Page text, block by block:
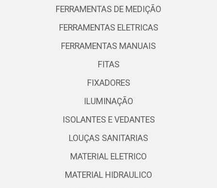
FERRAMENTAS DE MEDIÇÃO
FERRAMENTAS ELETRICAS
FERRAMENTAS MANUAIS
FITAS
FIXADORES
ILUMINAÇÃO
ISOLANTES E VEDANTES
LOUÇAS SANITARIAS
MATERIAL ELETRICO
MATERIAL HIDRAULICO